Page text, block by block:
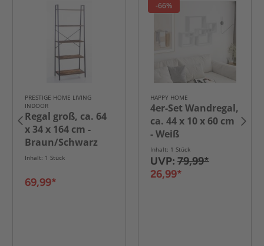
PRESTIGE HOME LIVING
INDOOR
Regal groß, ca. 64
x 34 x 164 cm -
Braun/Schwarz
Inhalt: 1 Stück
69,99*
-66%
HAPPY HOME
4er-Set Wandregal,
ca. 44 x 10 x 60 cm
- Weiß
Inhalt: 1 Stück
UVP: 79,99*
26,99*